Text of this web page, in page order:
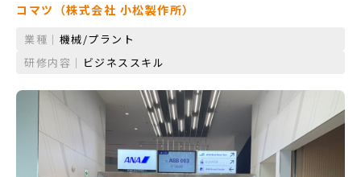
コマツ（株式会社 小松製作所）
業種｜ 機械/プラント
研修内容｜ ビジネススキル